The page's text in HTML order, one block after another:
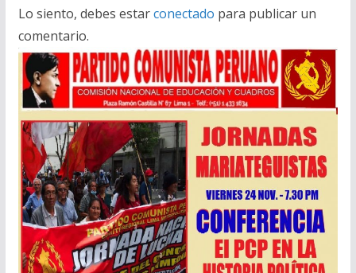
Lo siento, debes estarconectado para publicar un
comentario.